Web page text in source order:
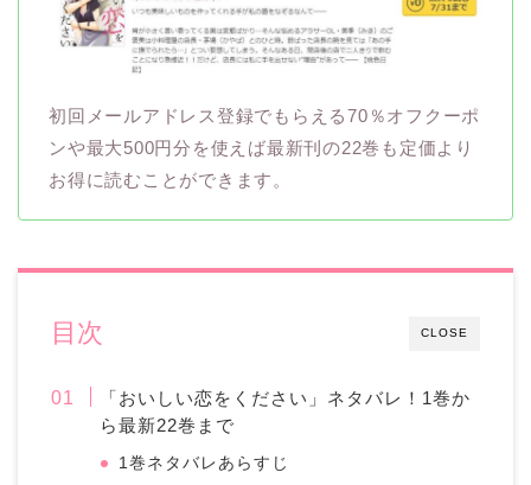
初回メールアドレス登録でもらえる70％オフクーポ
ンや最大500円分を使えば最新刊の22巻も定価より
お得に読むことができます。
CLOSE
目次
「おいしい恋をください」ネタバレ！1巻か
ら最新22巻まで
1巻ネタバレあらすじ